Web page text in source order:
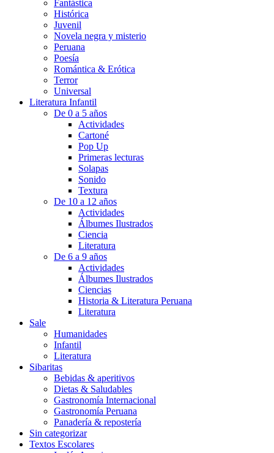
Fantástica
Histórica
Juvenil
Novela negra y misterio
Peruana
Poesía
Romántica & Erótica
Terror
Universal
Literatura Infantil
De 0 a 5 años
Actividades
Cartoné
Pop Up
Primeras lecturas
Solapas
Sonido
Textura
De 10 a 12 años
Actividades
Álbumes Ilustrados
Ciencia
Literatura
De 6 a 9 años
Actividades
Álbumes Ilustrados
Ciencias
Historia & Literatura Peruana
Literatura
Sale
Humanidades
Infantil
Literatura
Sibaritas
Bebidas & aperitivos
Dietas & Saludables
Gastronomía Internacional
Gastronomía Peruana
Panadería & repostería
Sin categorizar
Textos Escolares